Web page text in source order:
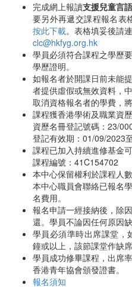
完成網上報讀支援兒童言
要另外再遞交課程報名表
按此下載。表格填妥後請
clc@hkfyg.org.hk
學員必須符合課程之學歷
學歷證明。
如報名者於開課日前未能
者提供虛假或無效資料，
取消資格報名者的學費，將
課程獲香港學術及職業資
資歷名冊登記號碼：23/
登記有效期：01/09/2023
課程已加入持續進修基金
課程編號：41C154702
本中心保留權利於課程人
本中心職員會聯絡已報名
名費用。
報名申請一經接納後，除
還。學員不論因任何原因
學員必須準時出席課堂，
鐘或以上，該節課堂作缺席
學員成功修畢課程，出席
香港青年協會頒發證書。
報名須知